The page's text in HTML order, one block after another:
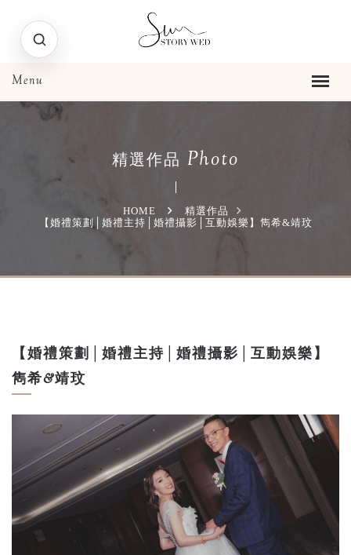
精選作品 Photo
HOME
精選作品
【婚禮策劃│婚禮主持│婚禮攝影│互動娛樂】雋希&靖玟
【婚禮策劃│婚禮主持│婚禮攝影│互動娛樂】
雋希&靖玟